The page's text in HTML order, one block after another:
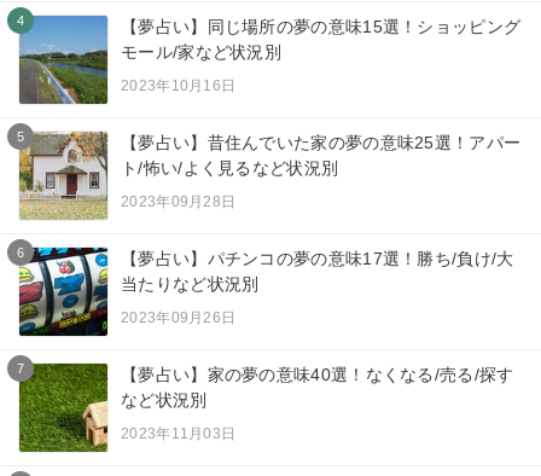
4
【夢占い】同じ場所の夢の意味15選！ショッピング
モール/家など状況別
2023年10月16日
5
【夢占い】昔住んでいた家の夢の意味25選！アパー
ト/怖い/よく見るなど状況別
2023年09月28日
6
【夢占い】パチンコの夢の意味17選！勝ち/負け/大
当たりなど状況別
2023年09月26日
7
【夢占い】家の夢の意味40選！なくなる/売る/探す
など状況別
2023年11月03日